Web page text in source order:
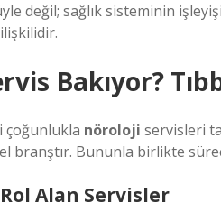
değil; sağlık sisteminin
Bakıyor?
çoğunlukla nöroloji servisleri
branştır. Bununla birlikte
Alan Servisler